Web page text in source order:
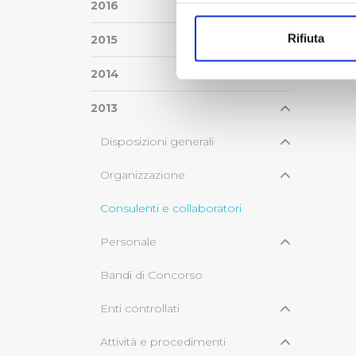
Identificare il tuo
digitali).
modificare o ritirare il tuo
Utilizziamo dei cookie
consensi dallo stesso
pubblicità e social media,
Rifiuta
2016
2015
2014
2013
Disposizioni generali
Organizzazione
Consulenti e collaboratori
Personale
Bandi di Concorso
Enti controllati
Attività e procedimenti